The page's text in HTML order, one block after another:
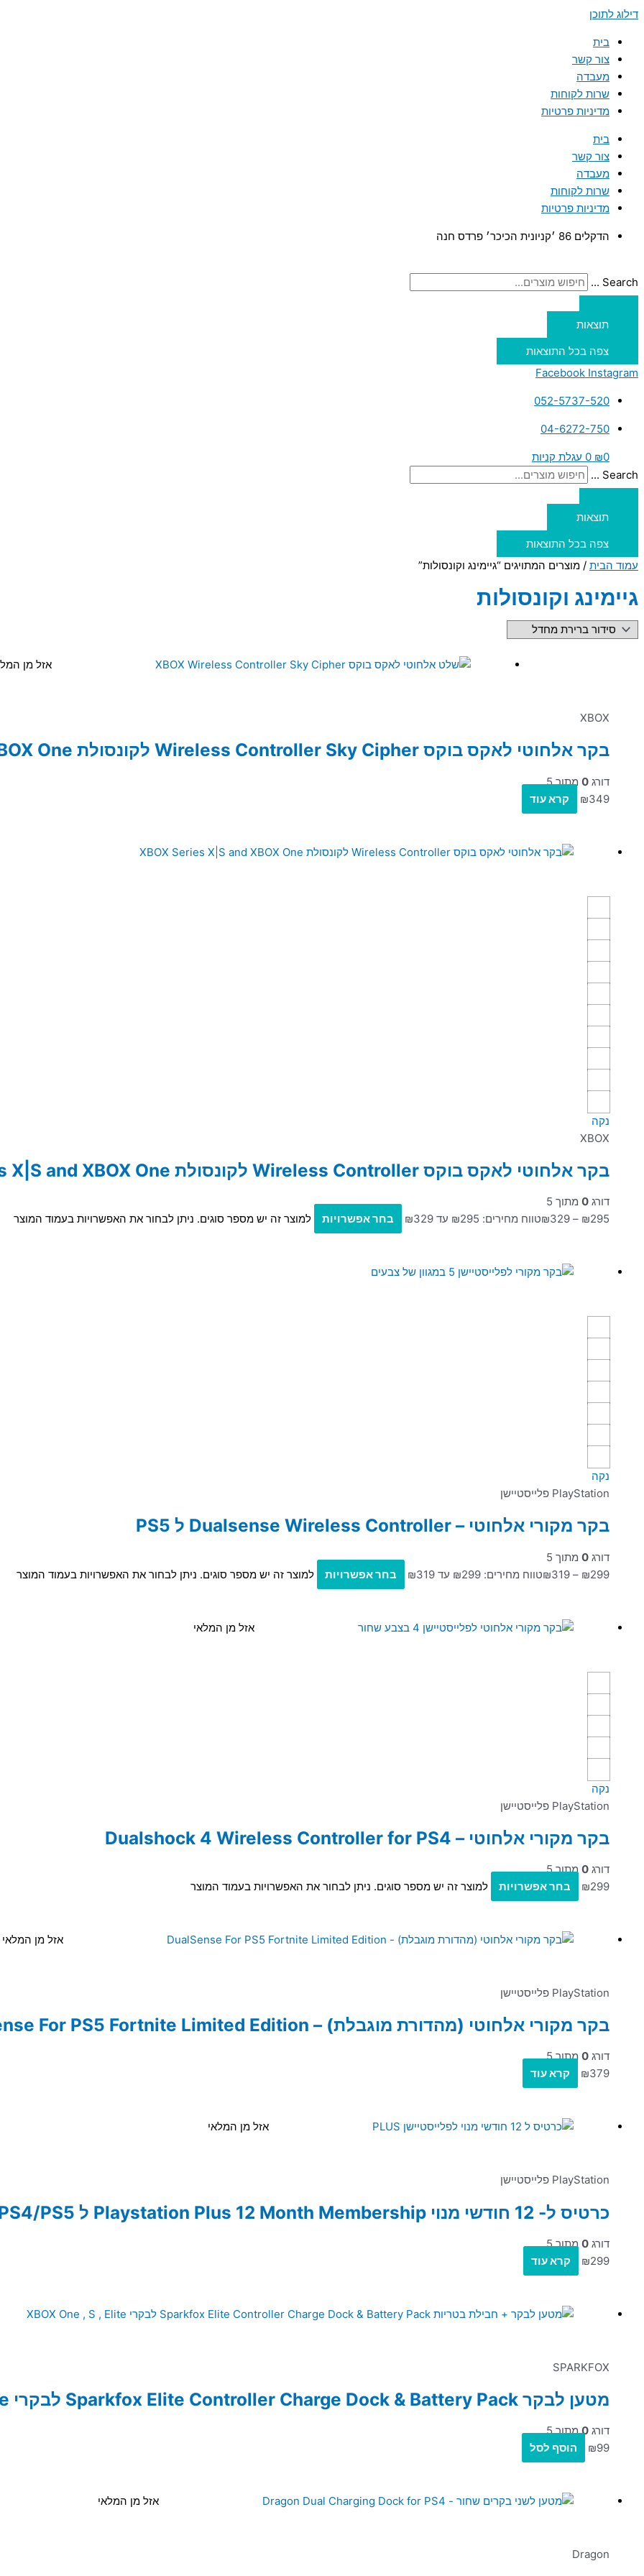
דילוג לתוכן
בית
צור קשר
מעבדה
שרות לקוחות
מדיניות פרטיות
בית
צור קשר
מעבדה
שרות לקוחות
מדיניות פרטיות
הדקלים 86 ׳קניונית הכיכר׳ פרדס חנה
Search ...
תוצאות
צפה בכל התוצאות
Facebook Instagram
052-5737-520
04-6272-750
₪0
0 עגלת קניות
Search ...
תוצאות
צפה בכל התוצאות
עמוד הבית / מוצרים המתויגים “גיימינג וקונסולות”
גיימינג וקונסולות
אזל מן
XBOX
בקר אלחוטי לאקס בוקס Wireless Controller Sky Cipher לקונסולת XBOX Series X|S and XBOX One
דורג 0 מתוך 5
₪349 קרא עוד
נקה
XBOX
בקר אלחוטי לאקס בוקס Wireless Controller לקונסולת XBOX Series X|S and XBOX One
דורג 0 מתוך 5
₪295
–
₪329 טווח מחירים: ⁦₪295⁩ עד ⁦₪329⁩ בחר אפשרויות למוצר זה יש מספר סוגים. ניתן לבחור את האפשרויות בעמוד המוצר
נקה
PlayStation פלייסטיישן
בקר מקורי אלחוטי – Dualsense Wireless Controller ל PS5
דורג 0 מתוך 5
₪299
–
₪319 טווח מחירים: ⁦₪299⁩ עד ⁦₪319⁩ בחר אפשרויות למוצר זה יש מספר סוגים. ניתן לבחור את האפשרויות בעמוד המוצר
אזל מן המלאי
נקה
PlayStation פלייסטיישן
בקר מקורי אלחוטי – Dualshock 4 Wireless Controller for PS4
דורג 0 מתוך 5
₪299 בחר אפשרויות למוצר זה יש מספר סוגים. ניתן לבחור את האפשרויות בעמוד המוצר
אזל מן המלאי
PlayStation פלייסטיישן
בקר מקורי אלחוטי (מהדורת מוגבלת) – DualSense For PS5 Fortnite Limited Edition
דורג 0 מתוך 5
₪379 קרא עוד
אזל מן המלאי
PlayStation פלייסטיישן
כרטיס ל- 12 חודשי מנוי Playstation Plus 12 Month Membership ל PS4/PS5
דורג 0 מתוך 5
₪299 קרא עוד
SPARKFOX
מטען לבקר Sparkfox Elite Controller Charge Dock & Battery Pack לבקרי XBOX One | S | Elite
דורג 0מתוך 5
₪99 הוסף לסל
אזל מן המלאי
Dragon